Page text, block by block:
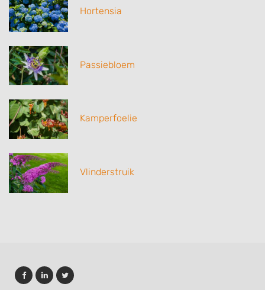
Hortensia
Passiebloem
Kamperfoelie
Vlinderstruik